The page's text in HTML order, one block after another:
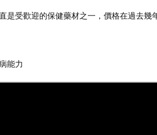
是受歡迎的保健藥材之一，價格在過去幾
能力